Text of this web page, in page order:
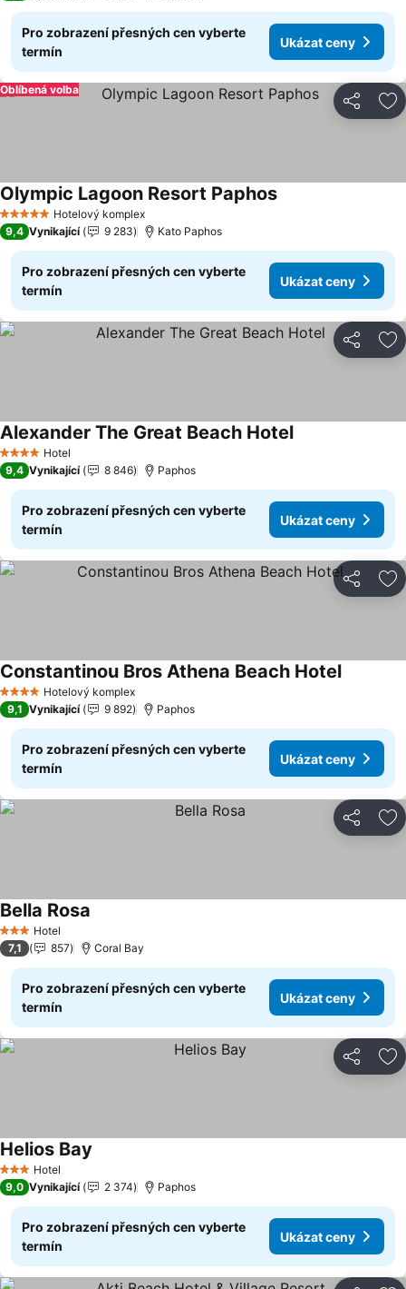
Pro zobrazení přesných cen vyberte
termín
Ukázat ceny
Sdílet
Oblíbená volba
5 Počet hvězdičekHotelový komplex
Olympic Lagoon Resort Paphos
9,4 Vynikající 9 283 Kato Paphos
Pro zobrazení přesných cen vyberte
termín
Ukázat ceny
Sdílet
4 Počet hvězdiček
Hotel
Alexander The Great Beach Hotel
9,4 Vynikající 8 846 Paphos
Pro zobrazení přesných cen vyberte
termín
Ukázat ceny
Sdílet
4 Počet hvězdiček
Hotelový komplex
Constantinou Bros Athena Beach Hotel
9,1 Vynikající 9 892 Paphos
Pro zobrazení přesných cen vyberte
termín
Ukázat ceny
Sdílet
3 Počet hvězdiček
Hotel
Bella Rosa
7,1 857 Coral Bay
Pro zobrazení přesných cen vyberte
termín
Ukázat ceny
Sdílet
3 Počet hvězdiček
Hotel
Helios Bay
9,0 Vynikající 2 374 Paphos
Pro zobrazení přesných cen vyberte
termín
Ukázat ceny